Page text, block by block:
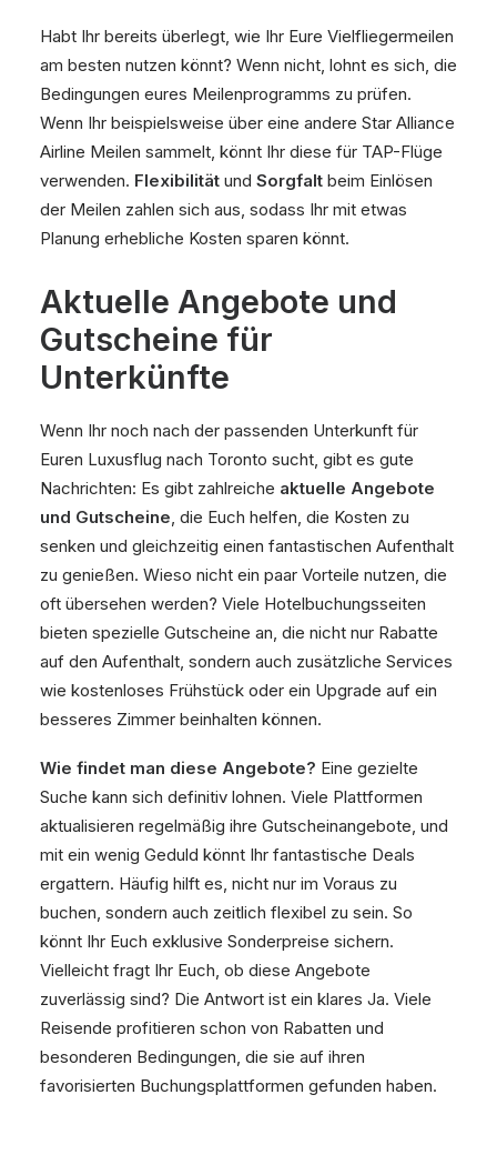
Habt Ihr bereits überlegt, wie Ihr Eure Vielfliegermeilen
am besten nutzen könnt? Wenn nicht, lohnt es sich, die
Bedingungen eures Meilenprogramms zu prüfen.
Wenn Ihr beispielsweise über eine andere Star Alliance
Airline Meilen sammelt, könnt Ihr diese für TAP-Flüge
verwenden. Flexibilität und Sorgfalt beim Einlösen
der Meilen zahlen sich aus, sodass Ihr mit etwas
Planung erhebliche Kosten sparen könnt.
Aktuelle Angebote und
Gutscheine für
Unterkünfte
Wenn Ihr noch nach der passenden Unterkunft für
Euren Luxusflug nach Toronto sucht, gibt es gute
Nachrichten: Es gibt zahlreiche aktuelle Angebote
und Gutscheine, die Euch helfen, die Kosten zu
senken und gleichzeitig einen fantastischen Aufenthalt
zu genießen. Wieso nicht ein paar Vorteile nutzen, die
oft übersehen werden? Viele Hotelbuchungsseiten
bieten spezielle Gutscheine an, die nicht nur Rabatte
auf den Aufenthalt, sondern auch zusätzliche Services
wie kostenloses Frühstück oder ein Upgrade auf ein
besseres Zimmer beinhalten können.
Wie findet man diese Angebote? Eine gezielte
Suche kann sich definitiv lohnen. Viele Plattformen
aktualisieren regelmäßig ihre Gutscheinangebote, und
mit ein wenig Geduld könnt Ihr fantastische Deals
ergattern. Häufig hilft es, nicht nur im Voraus zu
buchen, sondern auch zeitlich flexibel zu sein. So
könnt Ihr Euch exklusive Sonderpreise sichern.
Vielleicht fragt Ihr Euch, ob diese Angebote
zuverlässig sind? Die Antwort ist ein klares Ja. Viele
Reisende profitieren schon von Rabatten und
besonderen Bedingungen, die sie auf ihren
favorisierten Buchungsplattformen gefunden haben.